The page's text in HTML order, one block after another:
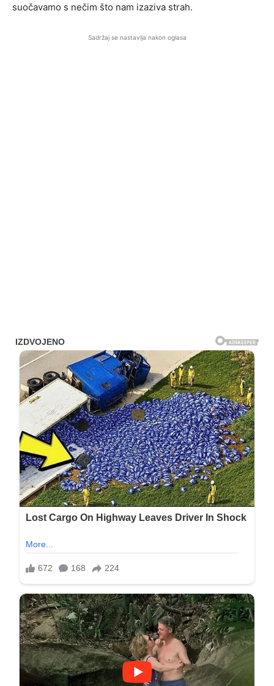
suočavamo s nečim što nam izaziva strah.
Sadržaj se nastavlja nakon oglasa